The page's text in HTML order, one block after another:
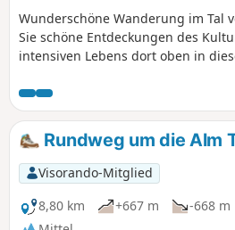
Wunderschöne Wanderung im Tal
Sie schöne Entdeckungen des
intensiven Lebens dort oben in
Wildbachs durch die Tiefen des
Rundweg um die Alm
Visorando-Mitglied
8,80 km
+667 m -668 m